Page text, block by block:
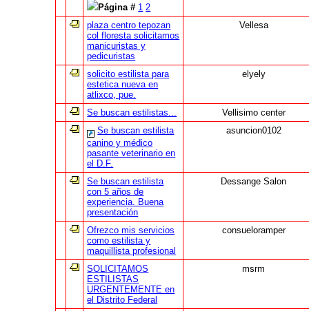
Página # 1 2
plaza centro tepozan
col floresta solicitamos
manicuristas y
pedicuristas
Vellesa
solicito estilista para
estetica nueva en
atlixco, pue.
elyely
Se buscan estilistas...
Vellisimo center
Se buscan estilista
canino y médico
pasante veterinario en
el D.F.
asuncion0102
Se buscan estilista
con 5 años de
experiencia. Buena
presentación
Dessange Salon
Ofrezco mis servicios
como estilista y
maquillista profesional
consueloramper
SOLICITAMOS
ESTILISTAS
URGENTEMENTE en
el Distrito Federal
msrm